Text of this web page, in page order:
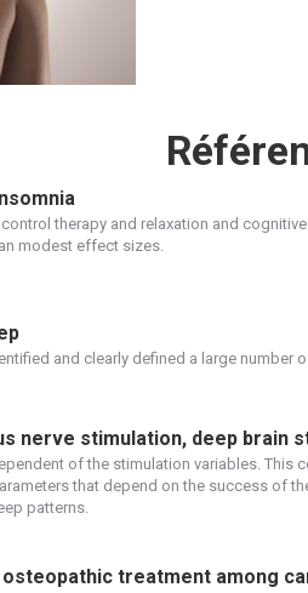
therapy and relaxation and
modest effect sizes.
and clearly defined a large number
nerve stimulation, deep
of the stimulation variables. This
that depend on the success of
patterns.
treatment among